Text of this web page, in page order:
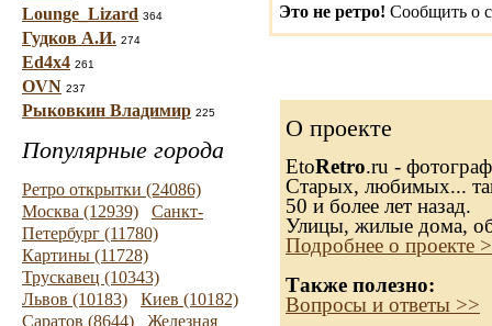
Lounge_Lizard 364
Гудков А.И. 274
Ed4x4 261
OVN 237
Рыковкин Владимир 225
Популярные города
Ретро открытки (24086)
Москва (12939)
Санкт-
Петербург (11780)
Картины (11728)
Трускавец (10343)
Львов (10183)
Киев (10182)
Саратов (8644)
Железная
Это не ретро! Сообщить о
О проекте
EtoRetro.ru -
Старых, любимых...
50 и более лет назад.
Улицы, жилые дома,
Подробнее о проекте
Также полезно:
Вопросы и ответы >>